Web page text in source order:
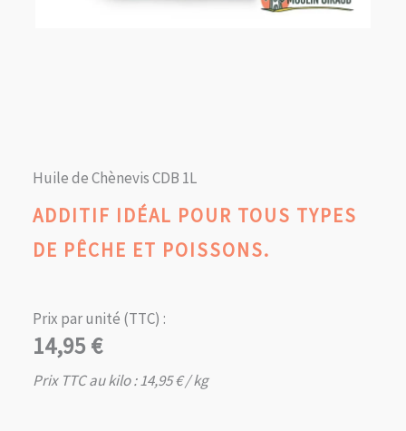
Huile de Chènevis CDB 1L
ADDITIF IDÉAL POUR TOUS TYPES
DE PÊCHE ET POISSONS.
Prix par unité (TTC) :
14,95€
Prix TTC au kilo :14,95€/ kg